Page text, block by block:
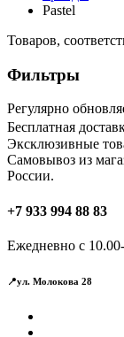
Pastel
Товаров,
Фильтры
Регулярно
Бесплатная
Эксклюзивные
Самовывоз из
России.
+7 933 994 88 83
Ежедневно с
📍ул. Молокова 28